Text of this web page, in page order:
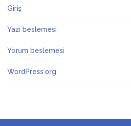
Giriş
Yazı beslemesi
Yorum beslemesi
WordPress.org